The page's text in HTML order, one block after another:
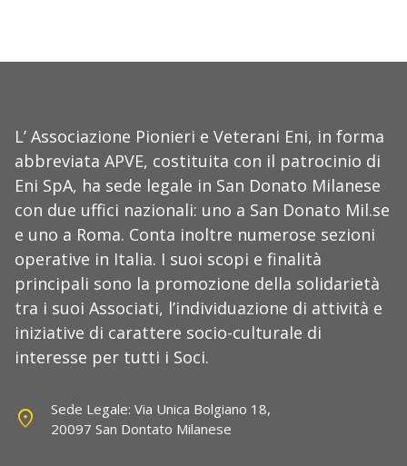
L’ Associazione Pionieri e Veterani Eni, in forma
abbreviata APVE, costituita con il patrocinio di
Eni SpA, ha sede legale in San Donato Milanese
con due uffici nazionali: uno a San Donato Mil.se
e uno a Roma. Conta inoltre numerose sezioni
operative in Italia. I suoi scopi e finalità
principali sono la promozione della solidarietà
tra i suoi Associati, l’individuazione di attività e
iniziative di carattere socio-culturale di
interesse per tutti i Soci.
location_on
Sede Legale: Via Unica Bolgiano 18,
20097 San Dontato Milanese